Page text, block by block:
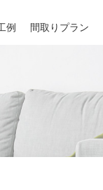
例 間取りプラン